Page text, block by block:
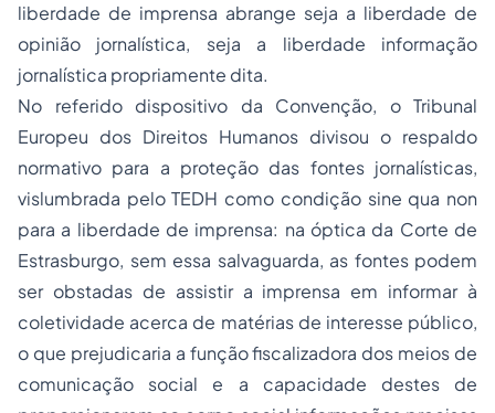
liberdade de imprensa abrange seja a liberdade de
opinião jornalística, seja a liberdade informação
jornalística propriamente dita.
No referido dispositivo da Convenção, o Tribunal
Europeu dos Direitos Humanos divisou o respaldo
normativo para a proteção das fontes jornalísticas,
vislumbrada pelo TEDH como condição sine qua non
para a liberdade de imprensa: na óptica da Corte de
Estrasburgo, sem essa salvaguarda, as fontes podem
ser obstadas de assistir a imprensa em informar à
coletividade acerca de matérias de interesse público,
o que prejudicaria a função fiscalizadora dos meios de
comunicação social e a capacidade destes de